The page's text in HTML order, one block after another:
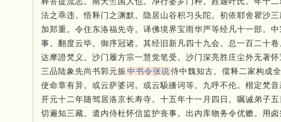
法之乖违。悟释门之渊默。 隐居山谷积习头陀。 初依耶舍瞿沙三
加郑重。 令住东洛福先寺。 译佛境界宝雨华严等经凡十一部。 中
事。 翻度云毕。 御序冠诸。 其经旧新凡四十九会。 总一百二十卷
达摩證梵义。 沙门履方宗一慧觉笔受。 沙门深亮胜庄尘外无著怀
三品陆象先尚书郭元振 中书令张说侍中魏知古。 儒释二家构成全
使命章有异。 或云萨婆诃。 或云馺皤诃等。 九呼不伦。 楷定梵音
开元十二年随驾居洛京长寿寺。 十五年十一月四日。 嘱诫弟子五
切遍知三藏。 遣内侍杜怀信监护丧事。 出内库物务令优赡。 用